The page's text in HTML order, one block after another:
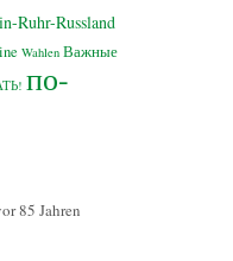
Ruhr-Russland
Wahlen Важные
по-
85 Jahren